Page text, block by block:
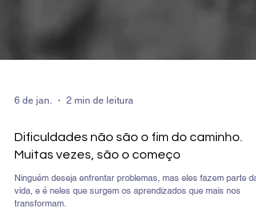
Dificuldades não são o fim do caminho.
Muitas vezes, são o começo
Ninguém deseja enfrentar problemas, mas eles fazem parte da